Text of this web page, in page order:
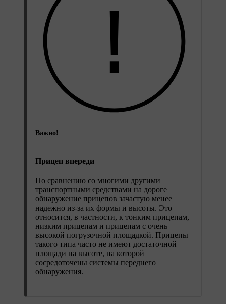
Важно!
Прицеп впереди
По сравнению со многими другими
транспортными средствами на дороге
обнаружение прицепов зачастую менее
надежно из-за их формы и высоты. Это
относится, в частности, к тонким прицепам,
низким прицепам и прицепам с очень
высокой погрузочной площадкой. Прицепы
такого типа часто не имеют достаточной
площади на высоте, на которой
сосредоточены системы переднего
обнаружения.